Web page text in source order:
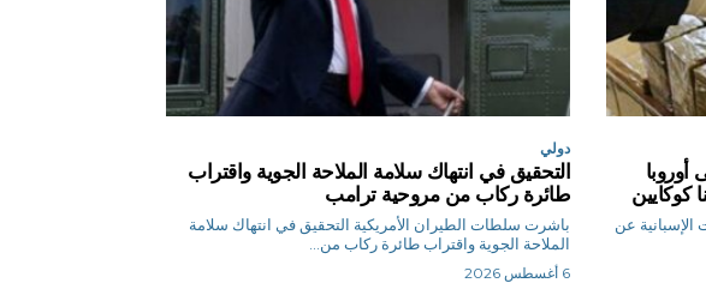
الإسبانية عن
دولي
التحقيق في انتهاك سلامة الملاحة الجوية واقتراب
طائرة ركاب من مروحية ترامب
باشرت سلطات الطيران الأمريكية التحقيق في انتهاك سلامة
الملاحة الجوية واقتراب طائرة ركاب من...
6 أغسطس 2026